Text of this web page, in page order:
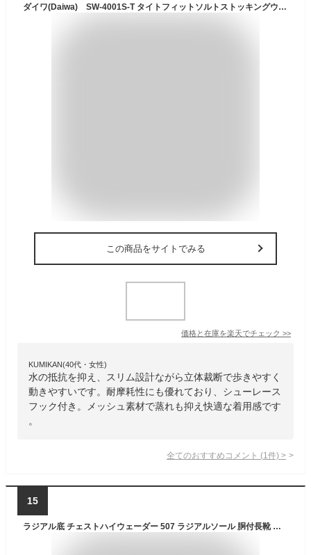
ダイワ(Daiwa) SW-4001S-T タイトフィットソルトストッキングウェーダー (ソックス先丸) ブラック LL 【釣具 釣り具】
この商品をサイトでみる
価格と在庫を楽天でチェック >>
KUMIKAN(40代・女性)
水の抵抗を抑え、スリム設計ながら立体裁断で歩きやすく
動きやすいです。耐摩耗性にも優れており、シューレース
フック付き。メッシュ素材で蒸れも抑え快適な着用感です
。
全てのおすすめコメント (1 件) >
15
ラジアル底 チェストハイウェーダー 507 ラジアルソール 胴付長靴 胴長靴 長靴 ウェダー 土木 防災 災害 清掃 農業 農作業 漁業 防水 レディース 女性 子供 水産長靴 潮干狩り 貝堀り 貝掘り いさり いざり SS3